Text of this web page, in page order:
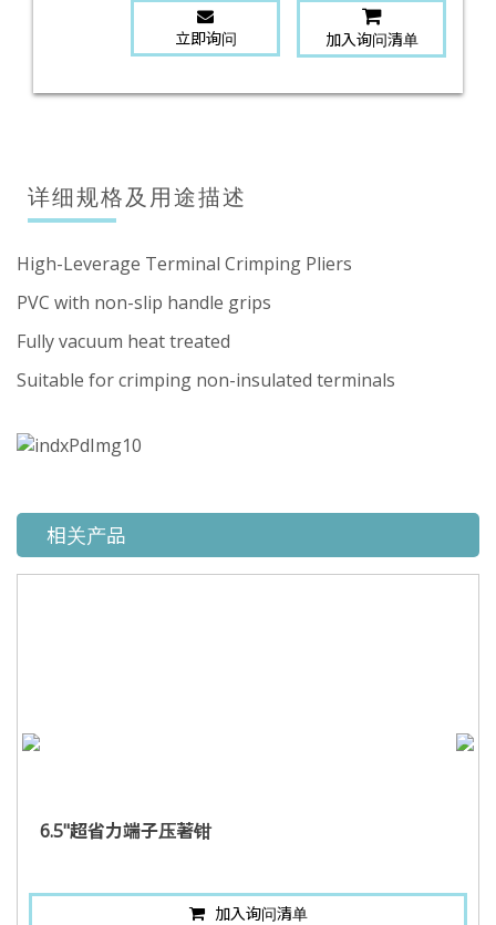
立即询问 加入询问清单
详细规格及用途描述
High-Leverage Terminal Crimping Pliers
PVC with non-slip handle grips
Fully vacuum heat treated
Suitable for crimping non-insulated terminals
相关产品
6.5"超省力端子压著钳
加入询问清单